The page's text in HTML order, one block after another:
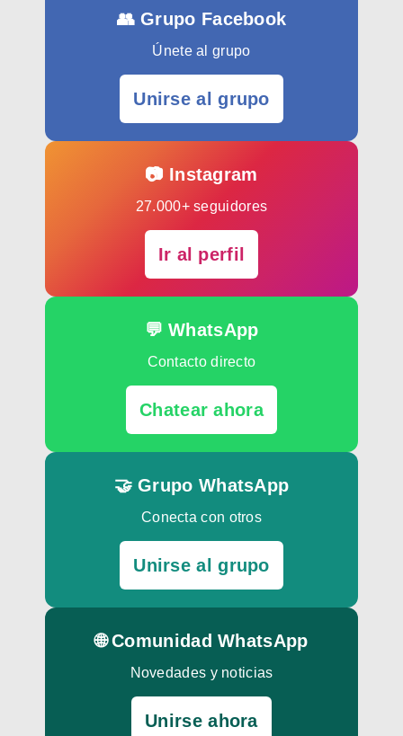
👥 Grupo Facebook
Únete al grupo
Unirse al grupo
📷 Instagram
27.000+ seguidores
Ir al perfil
💬 WhatsApp
Contacto directo
Chatear ahora
🤝 Grupo WhatsApp
Conecta con otros
Unirse al grupo
🌐 Comunidad WhatsApp
Novedades y noticias
Unirse ahora